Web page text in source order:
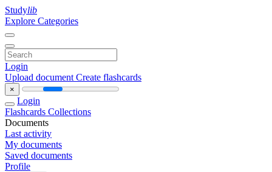
Studylib
Explore Categories
Login
Upload document Create flashcards
×
Login
Flashcards Collections
Documents
Last activity
My documents
Saved documents
Profile